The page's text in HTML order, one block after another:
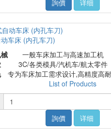
詢價
详细
车床 (内孔车刀)
一般车床加工与高速加工机
3C/各类模具/汽机车/航太零件
专为车床加工需求设计,高精度高
List of Products
詢價
详细